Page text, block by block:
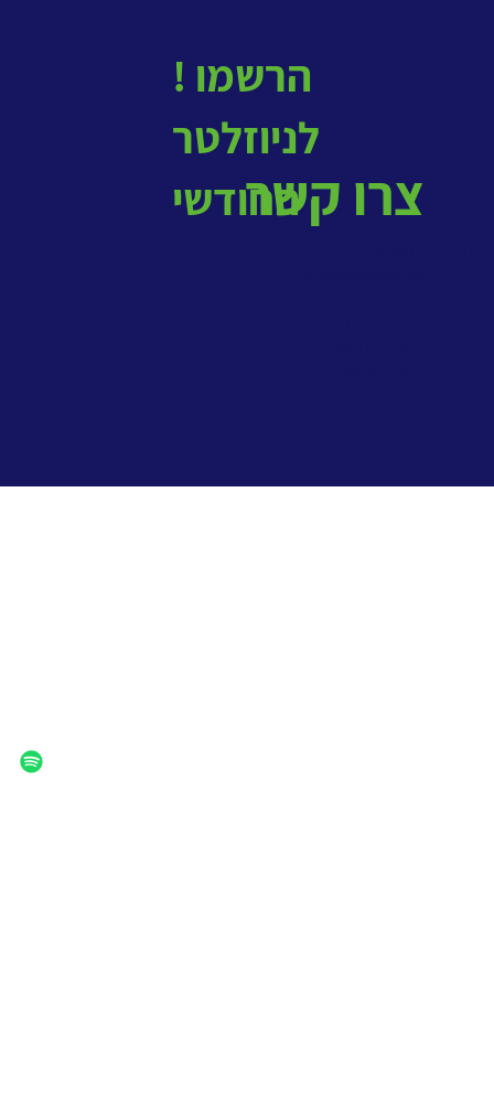
! הרשמו
לניוזלטר
החודשי
צרו קשר